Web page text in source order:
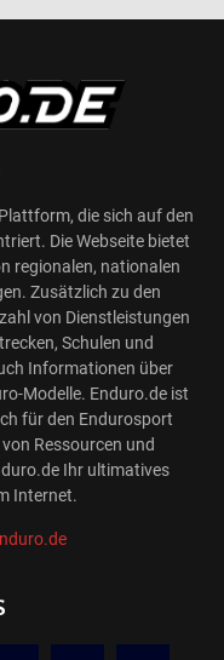
die sich auf den
Die Webseite bietet
regionalen, nationalen
Zusätzlich zu den
von Dienstleistungen
Schulen und
Informationen über
Modelle. Enduro.de ist
für den Endurosport
Ressourcen und
Ihr ultimatives
Internet.